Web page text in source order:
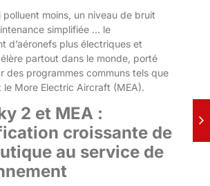
polluent moins, un niveau de bruit
simplifiée … le
d’aéronefs plus électriques et
partout dans le monde, porté
des programmes communs tels que
le More Electric Aircraft (MEA).
2 et MEA :
croissante de
au service de